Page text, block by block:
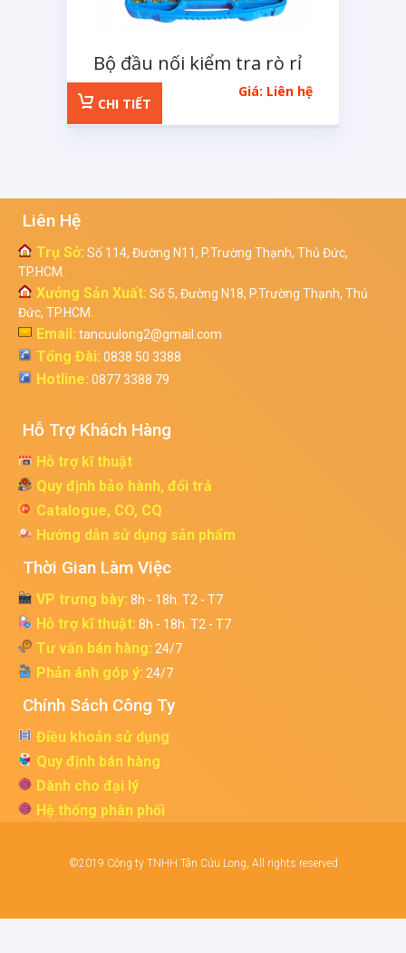
Bộ đầu nối kiểm tra rò rỉ
hệ thống lạnh dành cho
xe châu á
Giá: Liên hệ
CHI TIẾT
Liên Hệ
Trụ Sở: Số 114, Đường N11, P.Trường Thạnh, Thủ Đức,
TP.HCM.
Xưởng Sản Xuất: Số 5, Đường N18, P.Trường Thạnh, Thủ
Đức, TP.HCM.
Email: tancuulong2@gmail.com
Tổng Đài: 0838 50 3388
Hotline: 0877 3388 79
Hỗ Trợ Khách Hàng
Hỗ trợ kĩ thuật
Quy định bảo hành, đổi trả
Catalogue, CO, CQ
Hướng dẫn sử dụng sản phẩm
Thời Gian Làm Việc
VP trưng bày: 8h - 18h. T2 - T7
Hỗ trợ kĩ thuật: 8h - 18h. T2 - T7
Tư vấn bán hàng: 24/7
Phản ánh góp ý: 24/7
Chính Sách Công Ty
Điều khoản sử dụng
Quy định bán hàng
Dành cho đại lý
Hệ thống phân phối
©2019 Công ty TNHH Tân Cửu Long, All rights reserved